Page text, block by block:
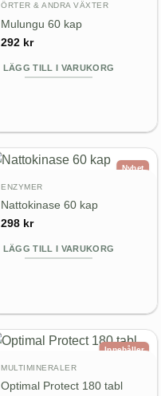
ÖRTER & ANDRA VÄXTER
Mulungu 60 kap
292 kr
LÄGG TILL I VARUKORG
Nyhet
ENZYMER
Nattokinase 60 kap
298 kr
LÄGG TILL I VARUKORG
Innehåller
MULTIMINERALER
Optimal Protect 180 tabl